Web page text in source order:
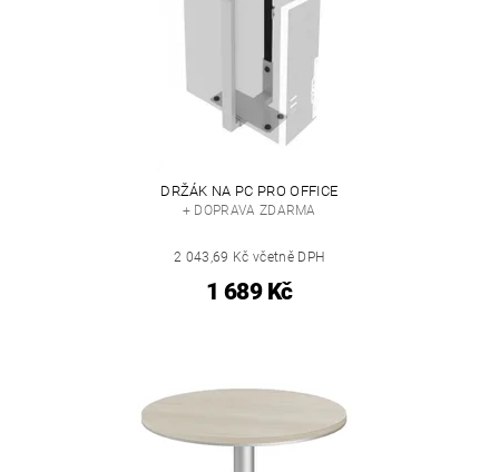
DRŽÁK NA PC PRO OFFICE
+ DOPRAVA ZDARMA
2 043,69 Kč včetně DPH
1 689 Kč